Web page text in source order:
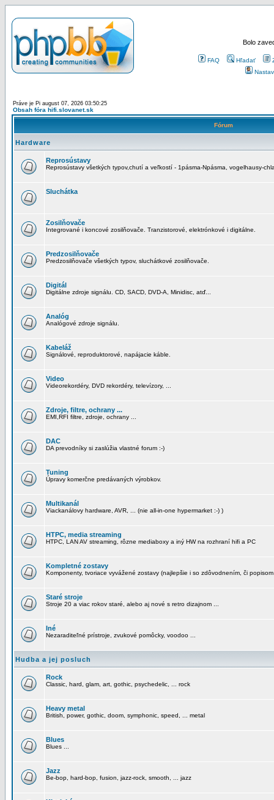
Bolo
FAQ Hľadať
Práve je Pi august 07, 2026 03:50:25
Obsah fóra hifi.slovanet.sk
Fórum
Hardware
Reprosústavy
Reprosústavy všetkých typov,chutí a veľkostí - 1pásma-Npásma, vogelhausy-
Sluchátka
Zosilňovače
Integrované i koncové zosilňovače. Tranzistorové, elektrónkové i digitálne.
Predzosilňovače
Predzosilňovače všetkých typov, sluchátkové zosilňovače.
Digitál
Digitálne zdroje signálu. CD, SACD, DVD-A, Minidisc, atď...
Analóg
Analógové zdroje signálu.
Kabeláž
Signálové, reproduktorové, napájacie káble.
Video
Videorekordéry, DVD rekordéry, televízory, ...
Zdroje, filtre, ochrany ...
EMI,RFI filtre, zdroje, ochrany ...
DAC
DA prevodníky si zaslúžia vlastné forum :-)
Tuning
Úpravy komerčne predávaných výrobkov.
Multikanál
Viackanálovy hardware, AVR, ... (nie all-in-one hypermarket :-) )
HTPC, media streaming
HTPC, LAN AV streaming, rôzne mediaboxy a iný HW na rozhraní hifi a PC
Kompletné zostavy
Komponenty, tvoriace vyvážené zostavy (najlepšie i so zdôvodnením, či
Staré stroje
Stroje 20 a viac rokov staré, alebo aj nové s retro dizajnom ...
Iné
Nezaraditeľné prístroje, zvukové pomôcky, voodoo ...
Hudba a jej posluch
Rock
Classic, hard, glam, art, gothic, psychedelic, ... rock
Heavy metal
British, power, gothic, doom, symphonic, speed, ... metal
Blues
Blues ...
Jazz
Be-bop, hard-bop, fusion, jazz-rock, smooth, ... jazz